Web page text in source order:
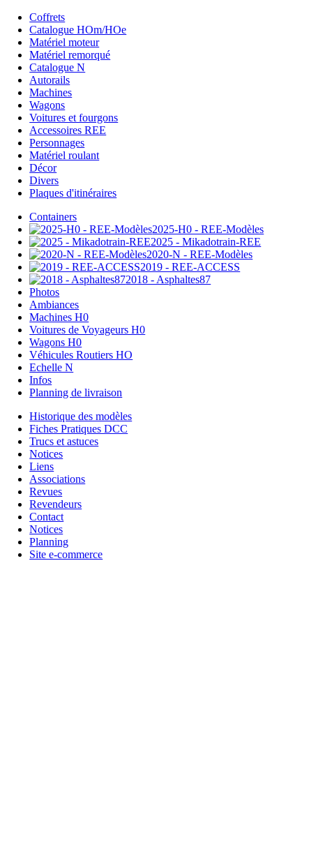
Coffrets
Catalogue HOm/HOe
Matériel moteur
Matériel remorqué
Catalogue N
Autorails
Machines
Wagons
Voitures et fourgons
Accessoires REE
Personnages
Matériel roulant
Décor
Divers
Plaques d'itinéraires
Containers
2025-H0 - REE-Modèles
2025 - Mikadotrain-REE
2020-N - REE-Modèles
2019 - REE-ACCESS
2018 - Asphaltes87
Photos
Ambiances
Machines H0
Voitures de Voyageurs H0
Wagons H0
Véhicules Routiers HO
Echelle N
Infos
Planning de livraison
Historique des modèles
Fiches Pratiques DCC
Trucs et astuces
Notices
Liens
Associations
Revues
Revendeurs
Contact
Notices
Planning
Site e-commerce